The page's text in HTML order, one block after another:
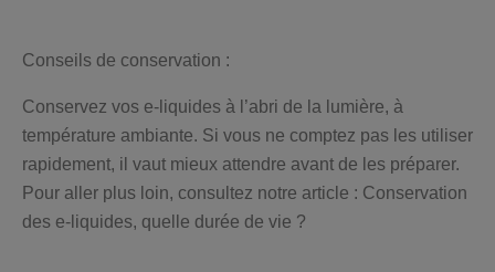
Conseils de conservation :
Conservez vos e-liquides à l’abri de la lumière, à
température ambiante. Si vous ne comptez pas les utiliser
rapidement, il vaut mieux attendre avant de les préparer.
Pour aller plus loin, consultez notre article : Conservation
des e-liquides, quelle durée de vie ?